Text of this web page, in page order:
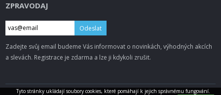
ZPRAVODAJ
Odeslat
Zadejte svůj email budeme Vás informovat o novinkách, výhodných akcích
a slevách. Registrace je zdarma a lze ji kdykoli zrušit.
Tyto stránky ukládají soubory cookies, které pomáhají k jejich správnému fungování.